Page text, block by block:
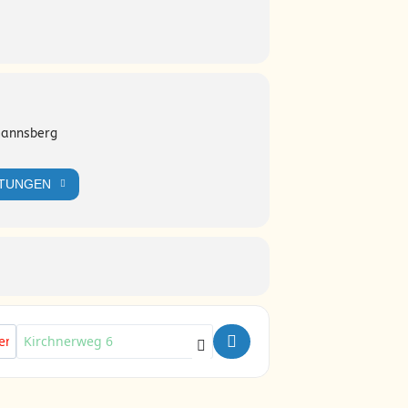
Tel.: +49 40 428 979 130, E-
Destination Address - Thementage Elternschule [KVrIRgDfi]